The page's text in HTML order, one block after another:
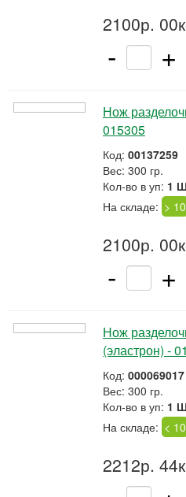
2100р.
- +
Нож
015305
Код: 00137259
Вес: 300 гр.
Кол-во в уп: 1
На складе: > 10
2100р.
- +
Нож
(эластрон) -
Код: 000069017
Вес: 300 гр.
Кол-во в уп: 1
На складе: < 10
2212р.